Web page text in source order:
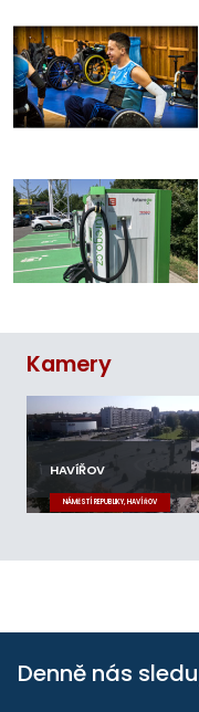
Kamery
HAVÍŘOV
NÁMĚSTÍ REPUBLIKY, HAVÍŘOV
Denně nás